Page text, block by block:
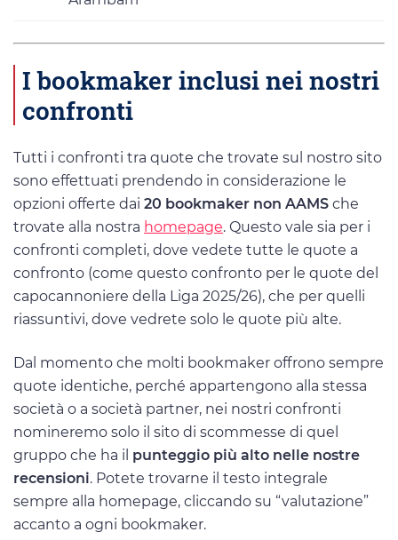
I bookmaker inclusi nei nostri
confronti
Tutti i confronti tra quote che trovate sul nostro sito
sono effettuati prendendo in considerazione le
opzioni offerte dai 20 bookmaker non AAMS che
trovate alla nostra homepage. Questo vale sia per i
confronti completi, dove vedete tutte le quote a
confronto (come questo confronto per le quote del
capocannoniere della Liga 2025/26), che per quelli
riassuntivi, dove vedrete solo le quote più alte.
Dal momento che molti bookmaker offrono sempre
quote identiche, perché appartengono alla stessa
società o a società partner, nei nostri confronti
nomineremo solo il sito di scommesse di quel
gruppo che ha il punteggio più alto nelle nostre
recensioni. Potete trovarne il testo integrale
sempre alla homepage, cliccando su “valutazione”
accanto a ogni bookmaker.